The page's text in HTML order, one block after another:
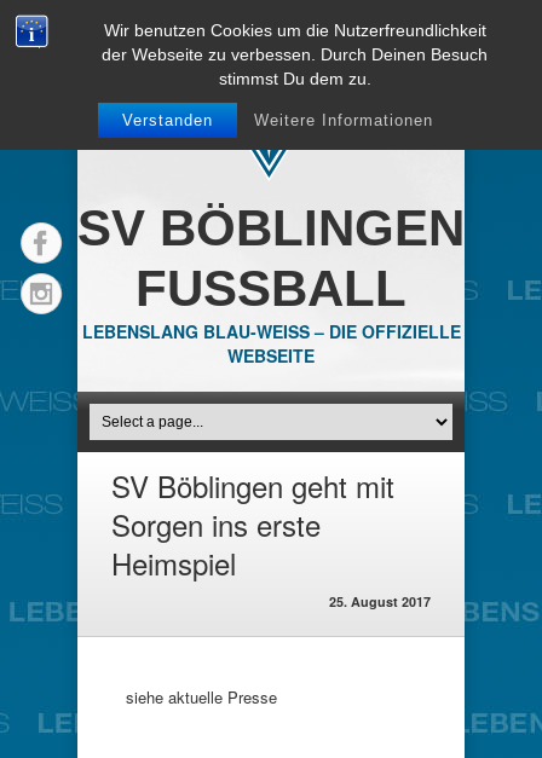
Wir benutzen Cookies um die Nutzerfreundlichkeit
der Webseite zu verbessen. Durch Deinen Besuch
stimmst Du dem zu.
Verstanden Weitere Informationen
SV BÖBLINGEN
FUSSBALL
LEBENSLANG BLAU-WEISS – DIE OFFIZIELLE
WEBSEITE
SV Böblingen geht mit
Sorgen ins erste
Heimspiel
25. August 2017
siehe aktuelle Presse